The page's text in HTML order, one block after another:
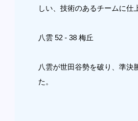
しい、技術のあるチームに仕
八雲 52 - 38 梅丘
八雲が世田谷勢を破り、準決
た。